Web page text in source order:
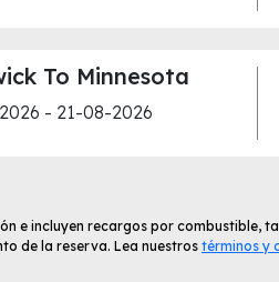
To Minnesota
- 21-08-2026
e incluyen recargos por combustible,
de la reserva. Lea nuestros términos y